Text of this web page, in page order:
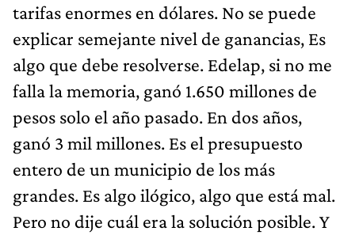
tarifas enormes en dólares. No se puede
explicar semejante nivel de ganancias, Es
algo que debe resolverse. Edelap, si no me
falla la memoria, ganó 1.650 millones de
pesos solo el año pasado. En dos años,
ganó 3 mil millones. Es el presupuesto
entero de un municipio de los más
grandes. Es algo ilógico, algo que está mal.
Pero no dije cuál era la solución posible. Y